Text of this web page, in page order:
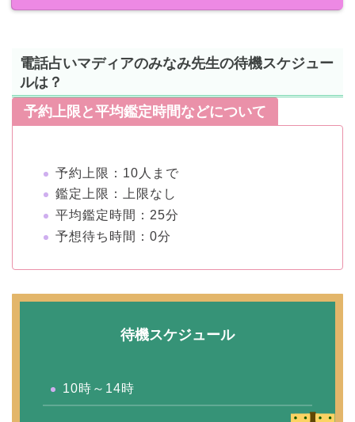
電話占いマディアのみなみ先生の待機スケジュー
ルは？
予約上限と平均鑑定時間などについて
予約上限：10人まで
鑑定上限：上限なし
平均鑑定時間：25分
予想待ち時間：0分
待機スケジュール
10時～14時